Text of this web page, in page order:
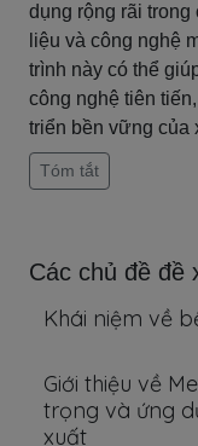
dụng rộng rãi
liệu và công nghệ
trình này có thể
công nghệ tiên
triển bền vững của
Tóm tắt
Các chủ đề đề
Khái niệm về
Giới thiệu về
trọng và ứng
xuất